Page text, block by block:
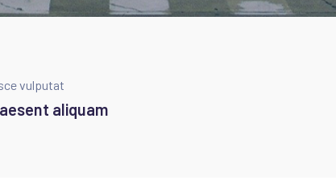
vulputat
aliquam